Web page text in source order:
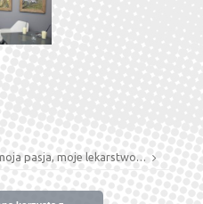
pasja, moje lekarstwo…